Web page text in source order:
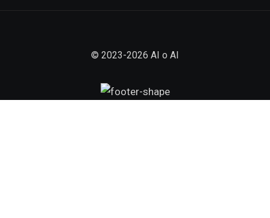
© 2023-2026 AI o AI